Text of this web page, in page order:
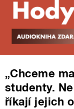
„Chceme
studenty.
říkají jejich